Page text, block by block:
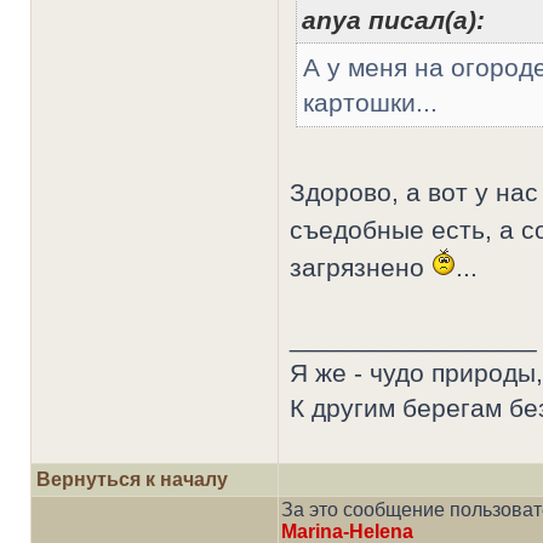
anya писал(а):
А у меня на
картошки...
Здорово, а вот у
съедобные есть, а
загрязнено
...
Я же - чудо
К другим берегам
Вернуться к началу
За это сообщение
Marina-Helena